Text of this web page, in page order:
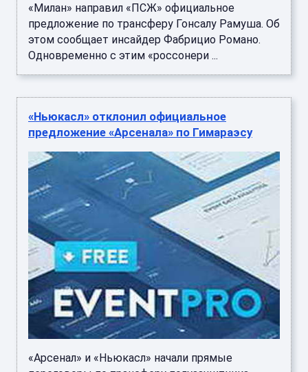
«Милан» направил «ПСЖ» официальное
предложение по трансферу Гонсалу Рамуша. Об
этом сообщает инсайдер Фабрицио Романо.
Одновременно с этим «россонери ...
«Ньюкасл» отклонил официальное
предложение «Арсенала» по Гимараэсу
«Арсенал» и «Ньюкасл» начали прямые